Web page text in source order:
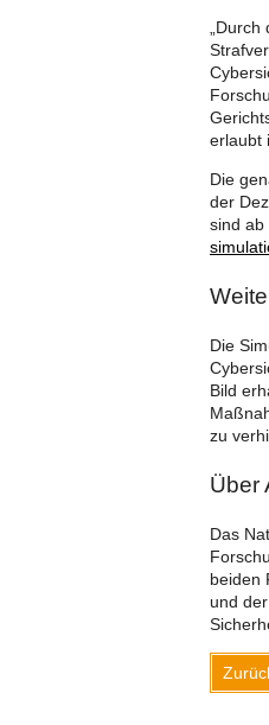
erlaubt
Die
der
sind ab
Die
Bild
zu
Über
Das
beiden
und